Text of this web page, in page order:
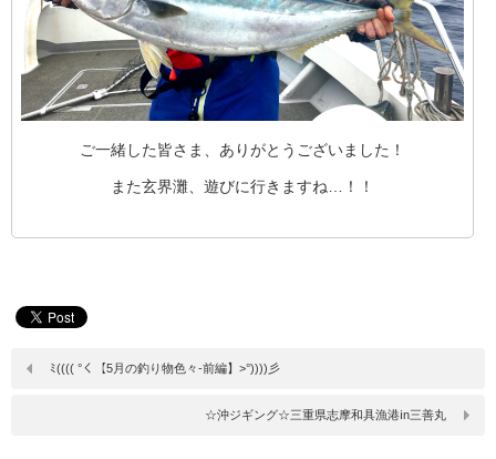
ご一緒した皆さま、ありがとうございました！
また玄界灘、遊びに行きますね…！！
ﾐ(((( °く【5月の釣り物色々-前編】>°))))彡
☆沖ジギング☆三重県志摩和具漁港ⅰn三善丸